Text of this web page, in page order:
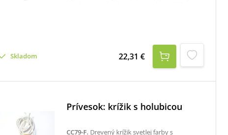
Skladom
22,31 €
Prívesok: krížik s holubicou
CC79-F. Drevený krížik svetlej farby s